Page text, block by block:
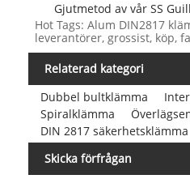
Gjutmetod av vår SS
Hot Tags: Alum DIN2817
leverantörer, grossist, köp,
Relaterad kategori
Dubbel bultklämma
Spiralklämma
DIN 2817 säkerhetsklämma
Skicka förfrågan